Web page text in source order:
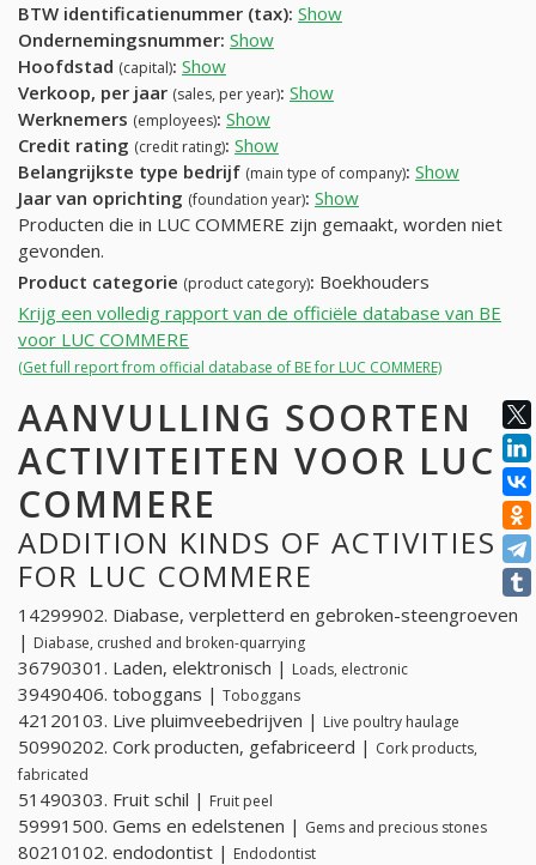
BTW identificatienummer (tax): Show
Ondernemingsnummer: Show
Hoofdstad (capital): Show
Verkoop, per jaar (sales, per year): Show
Werknemers (employees): Show
Credit rating (credit rating): Show
Belangrijkste type bedrijf (main type of company): Show
Jaar van oprichting (foundation year): Show
Producten die in LUC COMMERE zijn gemaakt, worden niet
gevonden.
Product categorie (product category): Boekhouders
Krijg een volledig rapport van de officiële database van BE
voor LUC COMMERE
(Get full report from official database of BE for LUC COMMERE)
AANVULLING SOORTEN
ACTIVITEITEN VOOR LUC
COMMERE
ADDITION KINDS OF ACTIVITIES
FOR LUC COMMERE
14299902. Diabase, verpletterd en gebroken-steengroeven
| Diabase, crushed and broken-quarrying
36790301. Laden, elektronisch | Loads, electronic
39490406. toboggans | Toboggans
42120103. Live pluimveebedrijven | Live poultry haulage
50990202. Cork producten, gefabriceerd | Cork products,
fabricated
51490303. Fruit schil | Fruit peel
59991500. Gems en edelstenen | Gems and precious stones
80210102. endodontist | Endodontist